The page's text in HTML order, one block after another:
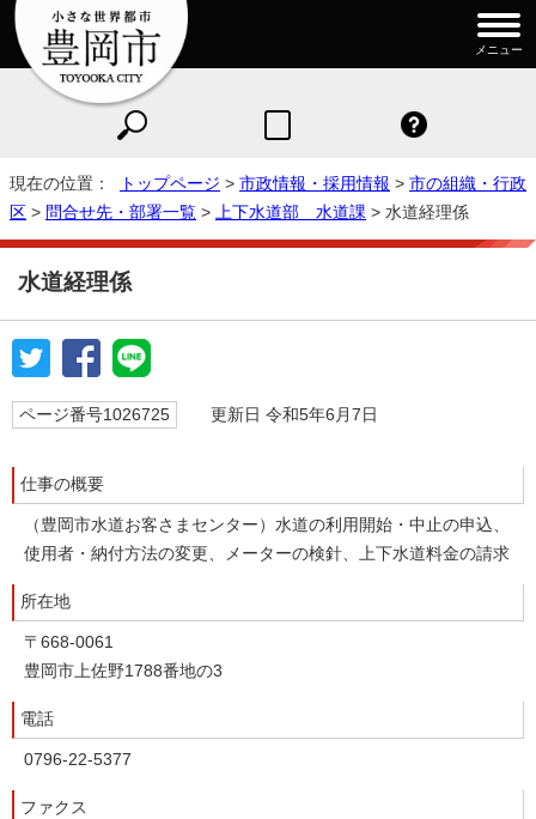
メニュー
現在の位置： トップページ > 市政情報・採用情報 > 市の組織・行政
区 > 問合せ先・部署一覧 > 上下水道部 水道課 > 水道経理係
水道経理係
ページ番号1026725 更新日 令和5年6月7日
仕事の概要
（豊岡市水道お客さまセンター）水道の利用開始・中止の申込、
使用者・納付方法の変更、メーターの検針、上下水道料金の請求
所在地
〒668-0061
豊岡市上佐野1788番地の3
電話
0796-22-5377
ファクス